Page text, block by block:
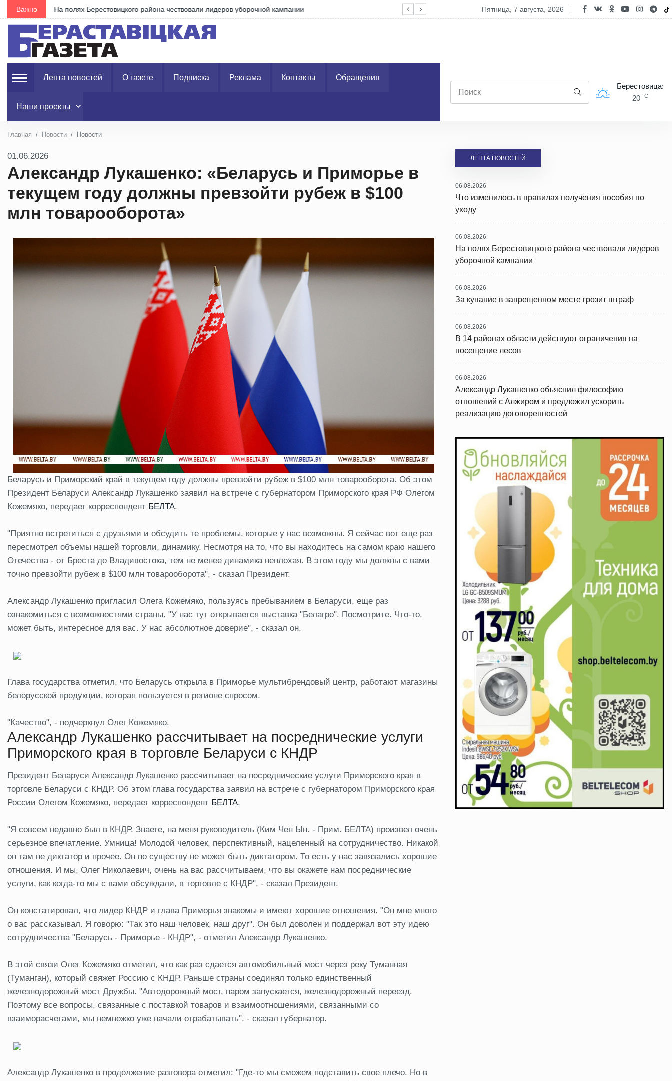
Важно На полях Берестовицкого района чествовали лидеров уборочной кампании За купание в запрещенном месте грозит штраф
пятница, 7 августа, 2026
Лента новостей О газете Подписка Реклама Контакты Обращения
Наши проекты
Берестовица:
20 °C
Главная Новости Новости
01.06.2026
Александр Лукашенко: «Беларусь и Приморье в
текущем году должны превзойти рубеж в $100
млн товарооборота»
Беларусь и Приморский край в текущем году должны превзойти рубеж в $100 млн товарооборота. Об этом
Президент Беларуси Александр Лукашенко заявил на встрече с губернатором Приморского края РФ Олегом
Кожемяко, передает корреспондент БЕЛТА.
"Приятно встретиться с друзьями и обсудить те проблемы, которые у нас возможны. Я сейчас вот еще раз
пересмотрел объемы нашей торговли, динамику. Несмотря на то, что вы находитесь на самом краю нашего
Отечества - от Бреста до Владивостока, тем не менее динамика неплохая. В этом году мы должны с вами
точно превзойти рубеж в $100 млн товарооборота", - сказал Президент.
Александр Лукашенко пригласил Олега Кожемяко, пользуясь пребыванием в Беларуси, еще раз
ознакомиться с возможностями страны. "У нас тут открывается выставка "Белагро". Посмотрите. Что-то,
может быть, интересное для вас. У нас абсолютное доверие", - сказал он.
Глава государства отметил, что Беларусь открыла в Приморье мультибрендовый центр, работают магазины
белорусской продукции, которая пользуется в регионе спросом.
"Качество", - подчеркнул Олег Кожемяко.
Александр Лукашенко рассчитывает на посреднические услуги
Приморского края в торговле Беларуси с КНДР
Президент Беларуси Александр Лукашенко рассчитывает на посреднические услуги Приморского края в
торговле Беларуси с КНДР. Об этом глава государства заявил на встрече с губернатором Приморского края
России Олегом Кожемяко, передает корреспондент БЕЛТА.
"Я совсем недавно был в КНДР. Знаете, на меня руководитель (Ким Чен Ын. - Прим. БЕЛТА) произвел очень
серьезное впечатление. Умница! Молодой человек, перспективный, нацеленный на сотрудничество. Никакой
он там не диктатор и прочее. Он по существу не может быть диктатором. То есть у нас завязались хорошие
отношения. И мы, Олег Николаевич, очень на вас рассчитываем, что вы окажете нам посреднические
услуги, как когда-то мы с вами обсуждали, в торговле с КНДР", - сказал Президент.
Он констатировал, что лидер КНДР и глава Приморья знакомы и имеют хорошие отношения. "Он мне много
о вас рассказывал. Я говорю: "Так это наш человек, наш друг". Он был доволен и поддержал вот эту идею
сотрудничества "Беларусь - Приморье - КНДР", - отметил Александр Лукашенко.
В этой связи Олег Кожемяко отметил, что как раз сдается автомобильный мост через реку Туманная
(Туманган), который свяжет Россию с КНДР. Раньше страны соединял только единственный
железнодорожный мост Дружбы. "Автодорожный мост, паром запускается, железнодорожный переезд.
Поэтому все вопросы, связанные с поставкой товаров и взаимоотношениями, связанными со
взаиморасчетами, мы немножко уже начали отрабатывать", - сказал губернатор.
Александр Лукашенко в продолжение разговора отметил: "Где-то мы сможем подставить свое плечо. Но в
ЛЕНТА НОВОСТЕЙ
06.08.2026
Что изменилось в правилах получения пособия по
уходу
06.08.2026
На полях Берестовицкого района чествовали лидеров
уборочной кампании
06.08.2026
За купание в запрещенном месте грозит штраф
06.08.2026
В 14 районах области действуют ограничения на
посещение лесов
06.08.2026
Александр Лукашенко объяснил философию
отношений с Алжиром и предложил ускорить
реализацию договоренностей